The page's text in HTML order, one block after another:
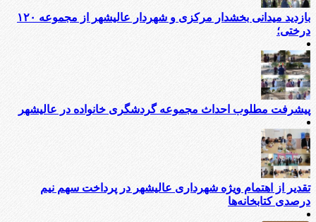
بازدید میدانی بخشدار مرکزی و شهردار عالیشهر از مجموعه ۱۲۰
درختی؛
پیشرفت مطلوب احداث مجموعه گردشگری خانواده در عالیشهر
تقدیر از اهتمام ویژه شهرداری عالیشهر در پرداخت سهم نیم
درصدی کتابخانه‌ها